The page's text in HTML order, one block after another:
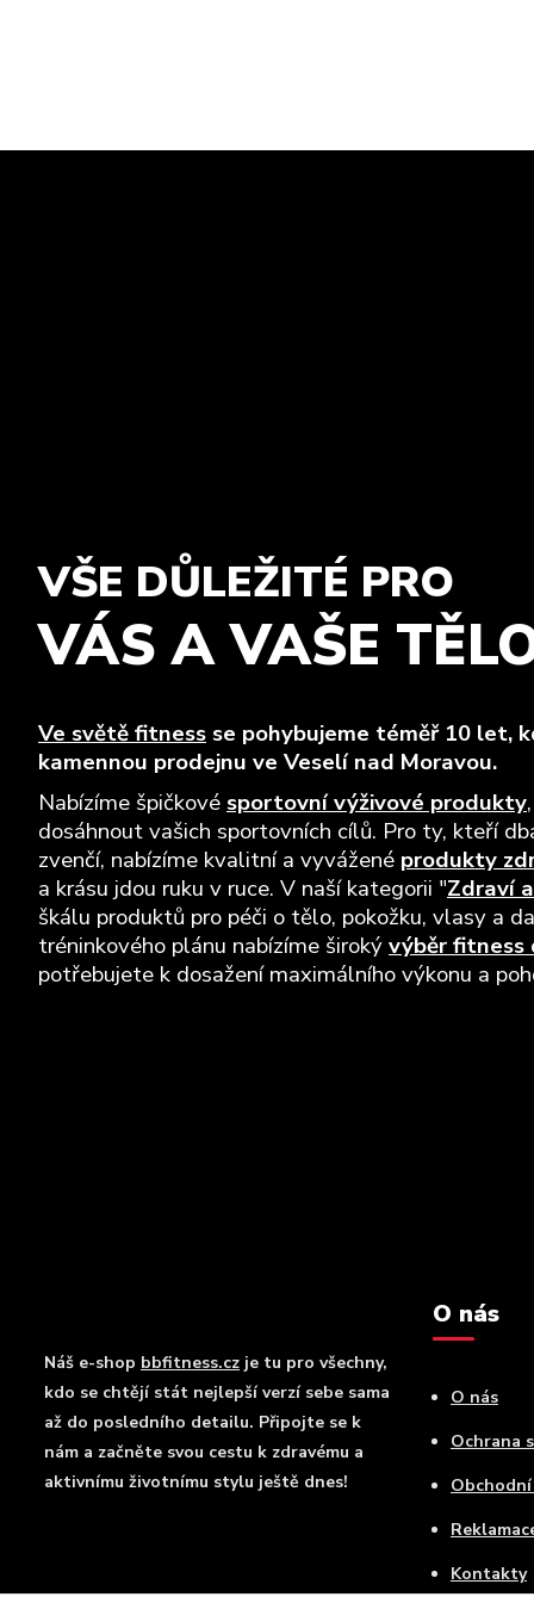
VŠE DŮLEŽITÉ PRO
VÁS A VAŠE
Ve světě fitness se pohybujeme téměř 10 let,
kamennou prodejnu ve Veselí nad Moravou.
Nabízíme špičkové sportovní výživové produkty
dosáhnout vašich sportovních cílů. Pro ty, kteří
zvenčí, nabízíme kvalitní a vyvážené produkty
a krásu jdou ruku v ruce. V naší kategorii "Zdraví
škálu produktů pro péči o tělo, pokožku, vlasy a
tréninkového plánu nabízíme širokývýběr fitness
potřebujete k dosažení maximálního výkonu a
Náš e-shop bbfitness.cz je tu pro všechny,
kdo se chtějí stát nejlepší verzí sebe sama
až do posledního detailu. Připojte se k
nám a začněte svou cestu k zdravému a
aktivnímu životnímu stylu ještě dnes!
O nás
O nás
Ochrana
Kontakty